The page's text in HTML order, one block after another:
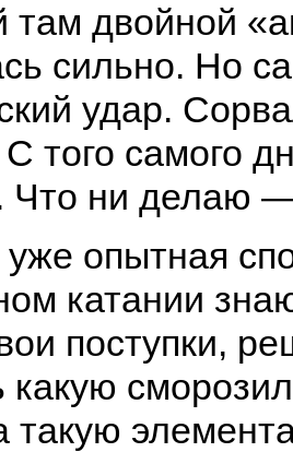
там двойной
сильно. Но
удар.
того самого
Что ни делаю
опытная
катании
поступки,
какую
такую